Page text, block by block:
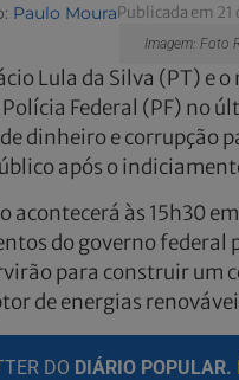
Paulo MouraPublicada em
Imagem: Foto
Lula da Silva (PT) e
Federal (PF) no
dinheiro e corrupção
após o
acontecerá às 15h30
do governo federal
para construir um
de energias
DO DIÁRIO POPULAR.